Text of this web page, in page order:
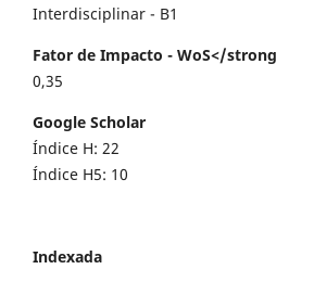
Interdisciplinar - B1
Fator de Impacto - WoS</strong
0,35
Google Scholar
Índice H: 22
Índice H5: 10
Indexada